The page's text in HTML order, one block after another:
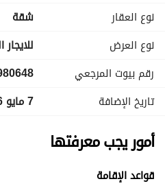
نوع العقار
شقة
نوع العرض
رقم بيوت المرجعي
تاريخ الإضافة
7 مايو 2026
أمور يجب معرفتها
قواعد الإقامة